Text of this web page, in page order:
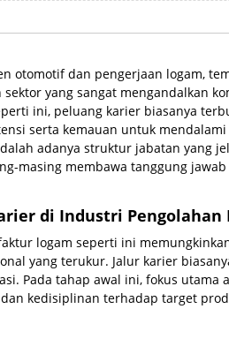
otomotif dan pengerjaan logam,
sektor yang sangat mengandalkan
ini, peluang karier biasanya
serta kemauan untuk
adanya struktur jabatan yang
masing membawa tanggung
di Industri Pengolahan
logam seperti ini
yang terukur. Jalur karier
Pada tahap awal ini, fokus utama
dan kedisiplinan terhadap target